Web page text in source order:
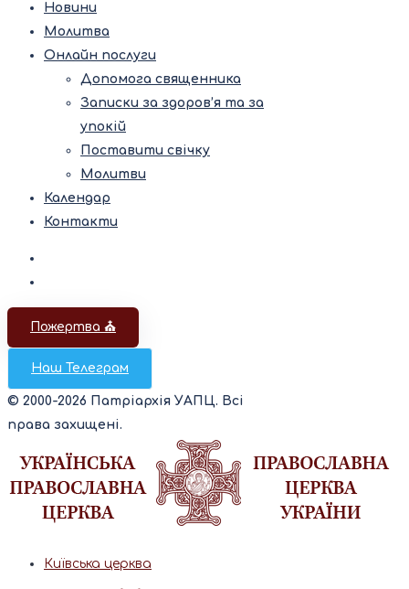
Новини
Молитва
Онлайн послуги
Допомога священника
Записки за здоров’я та за
упокій
Поставити свічку
Молитви
Календар
Контакти
Пожертва ⛪️
Наш Телеграм
© 2000-2026 Патріархія УАПЦ. Всі
права захищені.
Київська церква